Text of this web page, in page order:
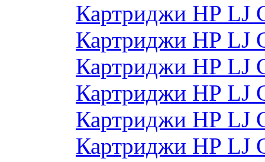
Картриджи HP LJ
Картриджи HP LJ
Картриджи HP LJ
Картриджи HP LJ
Картриджи HP LJ
Картриджи HP LJ